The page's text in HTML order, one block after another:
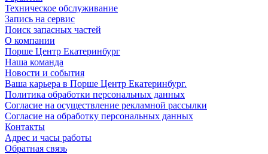
Техническое обслуживание
Запись на сервис
Поиск запасных частей
О компании
Порше Центр Екатеринбург
Наша команда
Новости и события
Ваша карьера в Порше Центр Екатеринбург.
Политика обработки персональных данных
Согласие на осуществление рекламной рассылки
Согласие на обработку персональных данных
Контакты
Адрес и часы работы
Обратная связь